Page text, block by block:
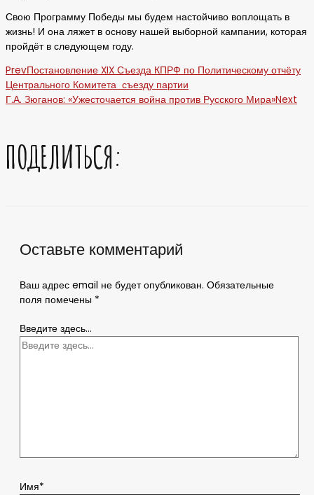
Свою Программу Победы мы будем настойчиво воплощать в
жизнь! И она ляжет в основу нашей выборной кампании, которая
пройдёт в следующем году.
PrevПостановление XIX Съезда КПРФ по Политическому отчёту
Центрального Комитета съезду партии
Г.А. Зюганов: «Ужесточается война против Русского Мира»Next
ПОДЕЛИТЬСЯ:
Оставьте комментарий
Ваш адрес email не будет опубликован. Обязательные
поля помечены *
Введите здесь...
Имя*